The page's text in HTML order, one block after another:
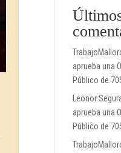
aprueba una
Público de
Leonor
aprueba una
Público de